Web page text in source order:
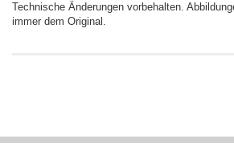
Technische Änderungen vorbehalten.
immer dem Original.